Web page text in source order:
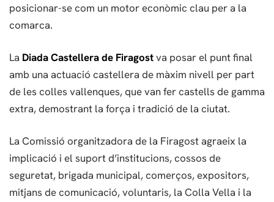
posicionar-se com un motor econòmic clau per a la
comarca.
La Diada Castellera de Firagostva posar el punt final
amb una actuació castellera de màxim nivell per part
de les colles vallenques, que van fer castells de gamma
extra, demostrant la força i tradició de la ciutat.
La Comissió organitzadora de la Firagost agraeix la
implicació i el suport d’institucions, cossos de
seguretat, brigada municipal, comerços, expositors,
mitjans de comunicació, voluntaris, la Colla Vella i la